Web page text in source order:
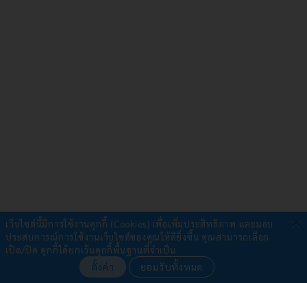
รับชำระผ่าน
เว็บไซต์นี้มีการใช้งานคุกกี้ (Cookies) เพื่อเพิ่มประสิทธิภาพ และมอบ
ประสบการณ์การใช้งานเว็บไซต์ของคุณให้ดียิ่งขึ้น คุณสามารถเลือก
เปิด/ปิด คุกกี้ได้ยกเว้นคุกกี้พื้นฐานที่จำเป็น
ตั้งค่า ยอมรับทั้งหมด